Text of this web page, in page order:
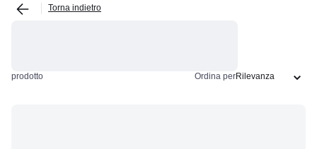
Torna indietro
prodotto Ordina per